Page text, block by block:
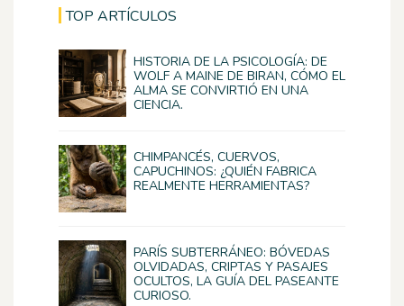
TOP ARTÍCULOS
HISTORIA DE LA PSICOLOGÍA: DE
WOLF A MAINE DE BIRAN, CÓMO EL
ALMA SE CONVIRTIÓ EN UNA
CIENCIA.
CHIMPANCÉS, CUERVOS,
CAPUCHINOS: ¿QUIÉN FABRICA
REALMENTE HERRAMIENTAS?
PARÍS SUBTERRÁNEO: BÓVEDAS
OLVIDADAS, CRIPTAS Y PASAJES
OCULTOS, LA GUÍA DEL PASEANTE
CURIOSO.